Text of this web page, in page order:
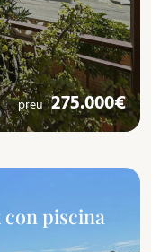
preu275.000€
piscina